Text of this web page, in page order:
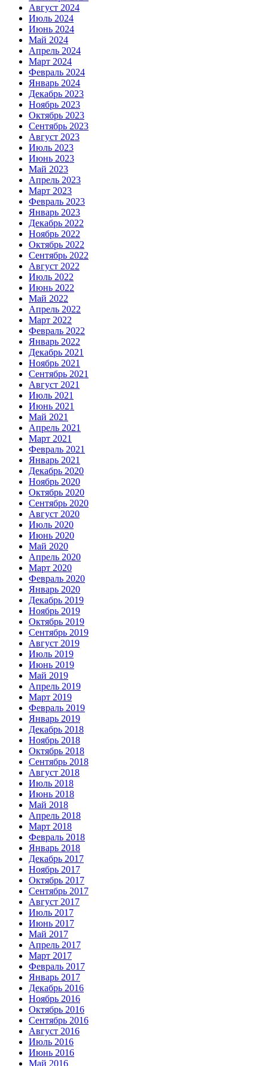
Август 2024
Июль 2024
Июнь 2024
Май 2024
Апрель 2024
Март 2024
Февраль 2024
Январь 2024
Декабрь 2023
Ноябрь 2023
Октябрь 2023
Сентябрь 2023
Август 2023
Июль 2023
Июнь 2023
Май 2023
Апрель 2023
Март 2023
Февраль 2023
Январь 2023
Декабрь 2022
Ноябрь 2022
Октябрь 2022
Сентябрь 2022
Август 2022
Июль 2022
Июнь 2022
Май 2022
Апрель 2022
Март 2022
Февраль 2022
Январь 2022
Декабрь 2021
Ноябрь 2021
Сентябрь 2021
Август 2021
Июль 2021
Июнь 2021
Май 2021
Апрель 2021
Март 2021
Февраль 2021
Январь 2021
Декабрь 2020
Ноябрь 2020
Октябрь 2020
Сентябрь 2020
Август 2020
Июль 2020
Июнь 2020
Май 2020
Апрель 2020
Март 2020
Февраль 2020
Январь 2020
Декабрь 2019
Ноябрь 2019
Октябрь 2019
Сентябрь 2019
Август 2019
Июль 2019
Июнь 2019
Май 2019
Апрель 2019
Март 2019
Февраль 2019
Январь 2019
Декабрь 2018
Ноябрь 2018
Октябрь 2018
Сентябрь 2018
Август 2018
Июль 2018
Июнь 2018
Май 2018
Апрель 2018
Март 2018
Февраль 2018
Январь 2018
Декабрь 2017
Ноябрь 2017
Октябрь 2017
Сентябрь 2017
Август 2017
Июль 2017
Июнь 2017
Май 2017
Апрель 2017
Март 2017
Февраль 2017
Январь 2017
Декабрь 2016
Ноябрь 2016
Октябрь 2016
Сентябрь 2016
Август 2016
Июль 2016
Июнь 2016
Май 2016